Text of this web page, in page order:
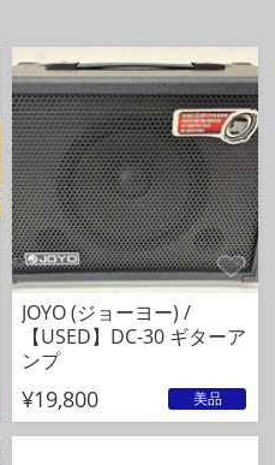
JOYO (ジョーヨー) /
【USED】DC-30 ギターア
ンプ
¥19,800 美品